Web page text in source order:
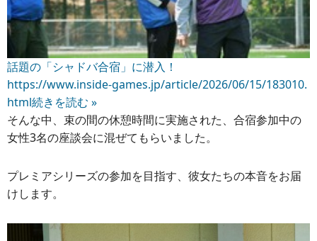
話題の「シャドバ合宿」に潜入！
https://www.inside-games.jp/article/2026/06/15/183010.
html続きを読む »
そんな中、束の間の休憩時間に実施された、合宿参加中の
女性3名の座談会に混ぜてもらいました。
プレミアシリーズの参加を目指す、彼女たちの本音をお届
けします。